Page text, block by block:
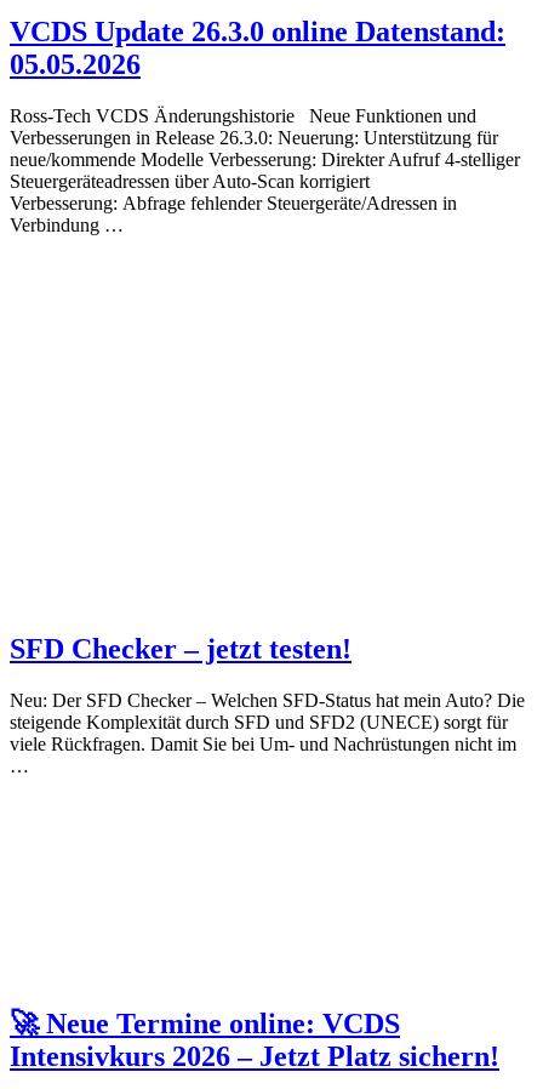
VCDS Update 26.3.0 online Datenstand:
05.05.2026
Ross-Tech VCDS Änderungshistorie Neue Funktionen und
Verbesserungen in Release 26.3.0: Neuerung: Unterstützung für
neue/kommende Modelle Verbesserung: Direkter Aufruf 4-stelliger
Steuergeräteadressen über Auto-Scan korrigiert
Verbesserung: Abfrage fehlender Steuergeräte/Adressen in
Verbindung …
SFD Checker – jetzt testen!
Neu: Der SFD Checker – Welchen SFD-Status hat mein Auto? Die
steigende Komplexität durch SFD und SFD2 (UNECE) sorgt für
viele Rückfragen. Damit Sie bei Um- und Nachrüstungen nicht im
…
🚀 Neue Termine online: VCDS
Intensivkurs 2026 – Jetzt Platz sichern!